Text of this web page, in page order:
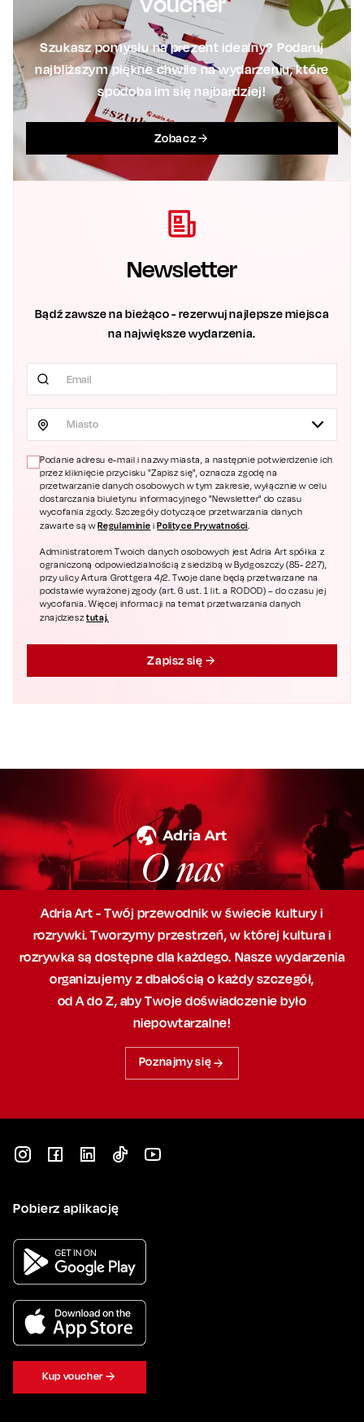
Szukasz pomysłu na prezent idealny? Podaruj
najbliższym piękne chwile na wydarzeniu, które
spodoba im się najbardziej!
Zobacz
Newsletter
Bądź zawsze na bieżąco - rezerwuj najlepsze miejsca
na największe wydarzenia.
Miasto
Podanie adresu e-mail i nazwy miasta, a następnie potwierdzenie ich
przez kliknięcie przycisku "Zapisz się", oznacza zgodę na
przetwarzanie danych osobowych w tym zakresie, wyłącznie w celu
dostarczania biuletynu informacyjnego "Newsletter" do czasu
wycofania zgody. Szczegóły dotyczące przetwarzania danych
zawarte są wRegulaminie i Polityce Prywatności.
Administratorem Twoich danych osobowych jest Adria Art spółka z
ograniczoną odpowiedzialnością z siedzibą w Bydgoszczy (85- 227),
przy ulicy Artura Grottgera 4/2. Twoje dane będą przetwarzane na
podstawie wyrażonej zgody (art. 6 ust. 1 lit. a RODOD) – do czasu jej
wycofania. Więcej informacji na temat przetwarzania danych
znajdziesztutaj.
Zapisz się
O nas
Adria Art - Twój przewodnik w świecie kultury i
rozrywki. Tworzymy przestrzeń,w której kultura i
rozrywka są dostępne dla każdego. Nasze wydarzenia
organizujemy z dbałością o każdy szczegół,
od A do Z, abyTwoje doświadczenie było
niepowtarzalne!
Poznajmy się
Pobierz aplikację
Kup voucher